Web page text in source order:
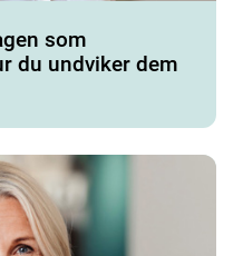
som
du undviker dem